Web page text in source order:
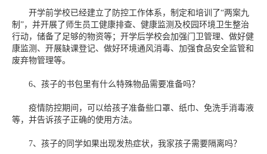
开学前学校已经建立了防控工作体系，制定和培训了“两案九
制”，并开展了师生员工健康排查、健康监测及校园环境卫生整治
行动，储备了足够的物资等；开学后学校会加强门卫管理、做好健
康监测、开展缺课登记、做好环境通风消毒、加强食品安全监管和
废弃物管理等。
6、孩子的书包里有什么特殊物品需要准备吗？
疫情防控期间，可以给孩子准备些口罩、纸巾、免洗手消毒液
等，并告诉孩子正确的使用方法。
7、孩子的同学如果出现发热症状，我家孩子需要隔离吗？